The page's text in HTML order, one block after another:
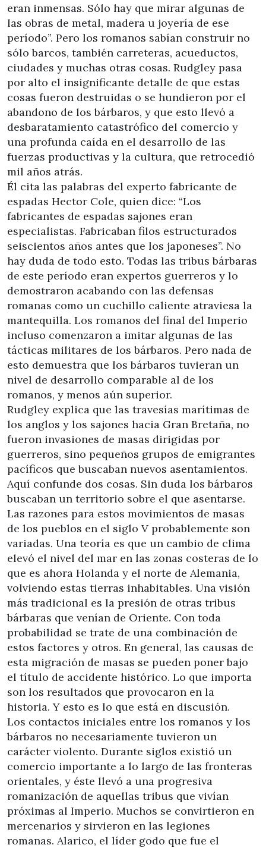
eran inmensas. Sólo hay que mirar algunas de
las obras de metal, madera u joyería de ese
período”. Pero los romanos sabían construir no
sólo barcos, también carreteras, acueductos,
ciudades y muchas otras cosas. Rudgley pasa
por alto el insignificante detalle de que estas
cosas fueron destruidas o se hundieron por el
abandono de los bárbaros, y que esto llevó a
desbaratamiento catastrófico del comercio y
una profunda caída en el desarrollo de las
fuerzas productivas y la cultura, que retrocedió
mil años atrás.
Él cita las palabras del experto fabricante de
espadas Hector Cole, quien dice: “Los
fabricantes de espadas sajones eran
especialistas. Fabricaban filos estructurados
seiscientos años antes que los japoneses”. No
hay duda de todo esto. Todas las tribus bárbaras
de este período eran expertos guerreros y lo
demostraron acabando con las defensas
romanas como un cuchillo caliente atraviesa la
mantequilla. Los romanos del final del Imperio
incluso comenzaron a imitar algunas de las
tácticas militares de los bárbaros. Pero nada de
esto demuestra que los bárbaros tuvieran un
nivel de desarrollo comparable al de los
romanos, y menos aún superior.
Rudgley explica que las travesías marítimas de
los anglos y los sajones hacia Gran Bretaña, no
fueron invasiones de masas dirigidas por
guerreros, sino pequeños grupos de emigrantes
pacíficos que buscaban nuevos asentamientos.
Aquí confunde dos cosas. Sin duda los bárbaros
buscaban un territorio sobre el que asentarse.
Las razones para estos movimientos de masas
de los pueblos en el siglo V probablemente son
variadas. Una teoría es que un cambio de clima
elevó el nivel del mar en las zonas costeras de lo
que es ahora Holanda y el norte de Alemania,
volviendo estas tierras inhabitables. Una visión
más tradicional es la presión de otras tribus
bárbaras que venían de Oriente. Con toda
probabilidad se trate de una combinación de
estos factores y otros. En general, las causas de
esta migración de masas se pueden poner bajo
el título de accidente histórico. Lo que importa
son los resultados que provocaron en la
historia. Y esto es lo que está en discusión.
Los contactos iniciales entre los romanos y los
bárbaros no necesariamente tuvieron un
carácter violento. Durante siglos existió un
comercio importante a lo largo de las fronteras
orientales, y éste llevó a una progresiva
romanización de aquellas tribus que vivían
próximas al Imperio. Muchos se convirtieron en
mercenarios y sirvieron en las legiones
romanas. Alarico, el líder godo que fue el